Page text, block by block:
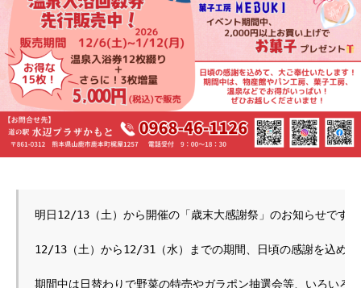
明日12/13（土）から開催の「歳末大感謝祭」のお知らせです！
12/13（土）から12/31（水）までの期間、日頃の感謝を込め
期間中は日替わりで野菜の特売やガラポン抽選会等、いろいろ